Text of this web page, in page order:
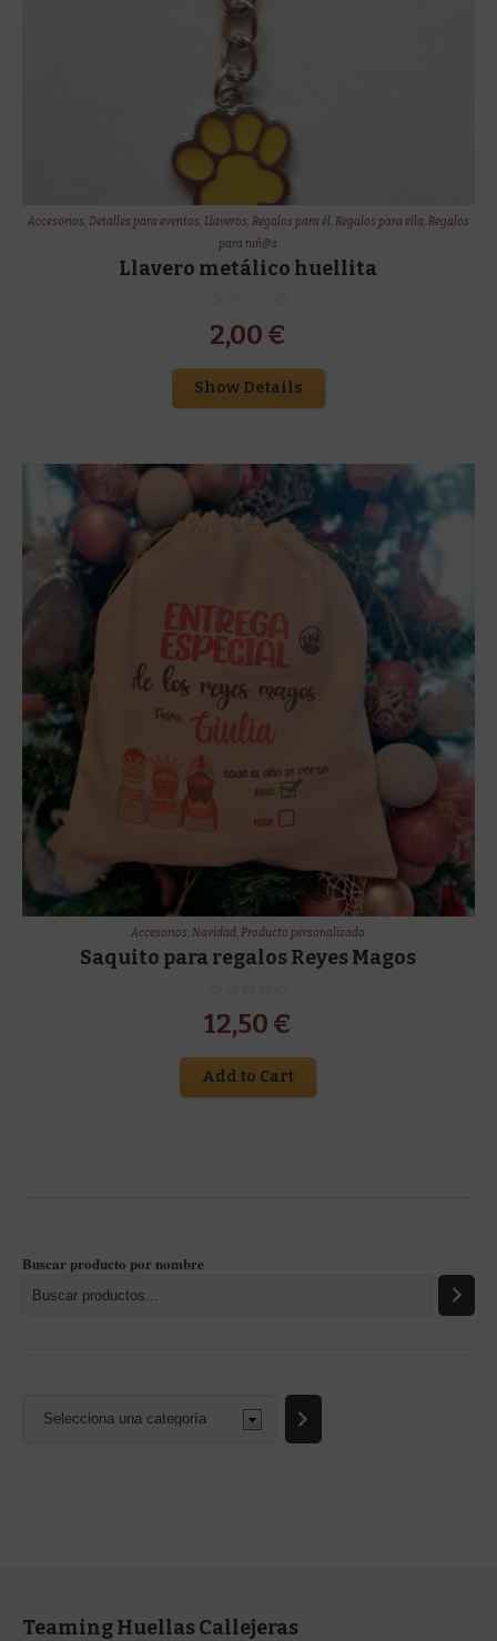
Accesorios, Detalles para eventos, Llaveros, Regalos para él, Regalos para ella, Regalos
para niñ@s
Llavero metálico huellita
2,00 €
Show Details
Accesorios,Navidad,Producto personalizado
Saquito para regalos Reyes Magos
12,50 €
Add to Cart
Buscar producto por nombre
Teaming Huellas Callejeras